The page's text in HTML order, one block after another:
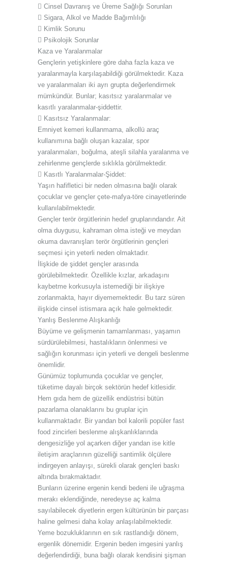
 Cinsel Davranış ve Üreme Sağlığı Sorunları
 Sigara, Alkol ve Madde Bağımlılığı
 Kimlik Sorunu
 Psikolojik Sorunlar
Kaza ve Yaralanmalar
Gençlerin yetişkinlere göre daha fazla kaza ve
yaralanmayla karşılaşabildiği görülmektedir. Kaza
ve yaralanmaları iki ayrı grupta değerlendirmek
mümkündür. Bunlar; kasıtsız yaralanmalar ve
kasıtlı yaralanmalar-şiddettir.
 Kasıtsız Yaralanmalar:
Emniyet kemeri kullanmama, alkollü araç
kullanımına bağlı oluşan kazalar, spor
yaralanmaları, boğulma, ateşli silahla yaralanma ve
zehirlenme gençlerde sıklıkla görülmektedir.
 Kasıtlı Yaralanmalar-Şiddet:
Yaşın hafifletici bir neden olmasına bağlı olarak
çocuklar ve gençler çete-mafya-töre cinayetlerinde
kullanılabilmektedir.
Gençler terör örgütlerinin hedef gruplarındandır. Ait
olma duygusu, kahraman olma isteği ve meydan
okuma davranışları terör örgütlerinin gençleri
seçmesi için yeterli neden olmaktadır.
İlişkide de şiddet gençler arasında
görülebilmektedir. Özellikle kızlar, arkadaşını
kaybetme korkusuyla istemediği bir ilişkiye
zorlanmakta, hayır diyememektedir. Bu tarz süren
ilişkide cinsel istismara açık hale gelmektedir.
Yanlış Beslenme Alışkanlığı
Büyüme ve gelişmenin tamamlanması, yaşamın
sürdürülebilmesi, hastalıkların önlenmesi ve
sağlığın korunması için yeterli ve dengeli beslenme
önemlidir.
Günümüz toplumunda çocuklar ve gençler,
tüketime dayalı birçok sektörün hedef kitlesidir.
Hem gıda hem de güzellik endüstrisi bütün
pazarlama olanaklarını bu gruplar için
kullanmaktadır. Bir yandan bol kalorili popüler fast
food zincirleri beslenme alışkanlıklarında
dengesizliğe yol açarken diğer yandan ise kitle
iletişim araçlarının güzelliği santimlik ölçülere
indirgeyen anlayışı, sürekli olarak gençleri baskı
altında bırakmaktadır.
Bunların üzerine ergenin kendi bedeni ile uğraşma
merakı eklendiğinde, neredeyse aç kalma
sayılabilecek diyetlerin ergen kültürünün bir parçası
haline gelmesi daha kolay anlaşılabilmektedir.
Yeme bozukluklarının en sık rastlandığı dönem,
ergenlik dönemidir. Ergenin beden imgesini yanlış
değerlendirdiği, buna bağlı olarak kendisini şişman